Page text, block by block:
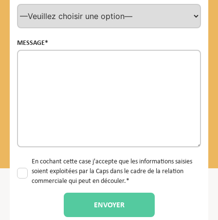
MESSAGE*
En cochant cette case j'accepte que les informations saisies
soient exploitées par la Caps dans le cadre de la relation
commerciale qui peut en découler.*